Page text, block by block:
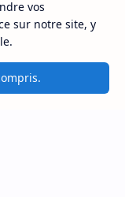
vos
sur notre site, y